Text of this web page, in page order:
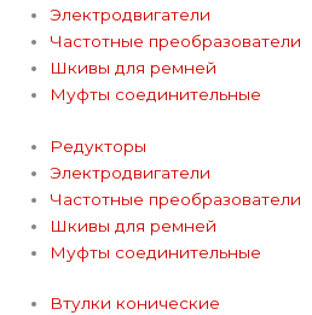
Электродвигатели
Частотные преобразователи
Шкивы для ремней
Муфты соединительные
Редукторы
Электродвигатели
Частотные преобразователи
Шкивы для ремней
Муфты соединительные
Втулки конические